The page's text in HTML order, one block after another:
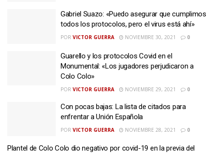
Gabriel Suazo: «Puedo asegurar que cumplimos
todos los protocolos, pero el virus está ahí»
POR VICTOR GUERRA NOVIEMBRE 30, 2021 0
Guarello y los protocolos Covid en el
Monumental: «Los jugadores perjudicaron a
Colo Colo»
POR VICTOR GUERRA NOVIEMBRE 29, 2021 0
Con pocas bajas: La lista de citados para
enfrentar a Unión Española
POR VICTOR GUERRA NOVIEMBRE 28, 2021 0
Plantel de Colo Colo dio negativo por covid-19 en la previa del